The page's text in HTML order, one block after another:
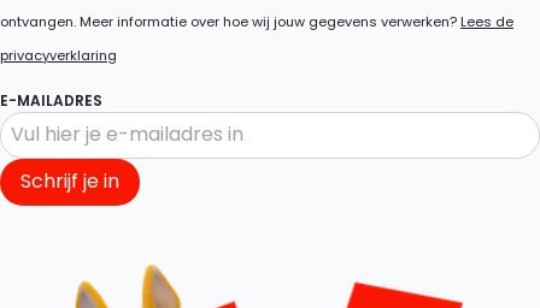
ontvangen. Meer informatie over hoe wij jouw gegevens verwerken?Lees de
privacyverklaring
E-MAILADRES
Schrijf je in